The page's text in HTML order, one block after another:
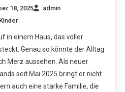
18, 2025
admin
in einem Haus, das voller
Genau so könnte der Alltag
Merz aussehen. Als neuer
seit Mai 2025 bringt er nicht
auch eine starke Familie, die